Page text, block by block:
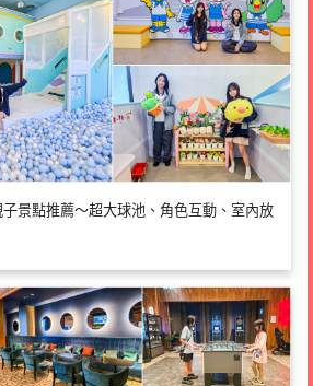
景點推薦～超大球池、角色互動、室內放